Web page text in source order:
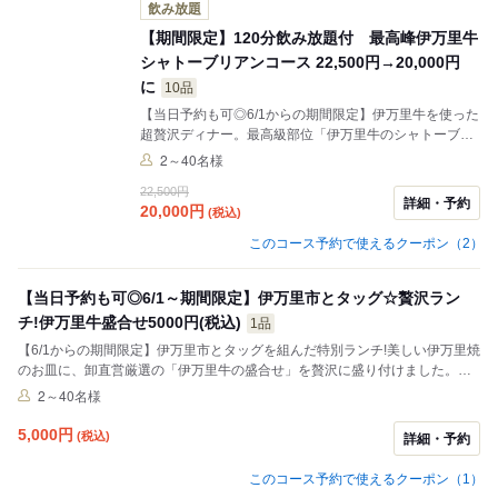
飲み放題
【期間限定】120分飲み放題付 最高峰伊万里牛
シャトーブリアンコース 22,500円→20,000円
に
10品
【当日予約も可◎6/1からの期間限定】伊万里牛を使った
超贅沢ディナー。最高級部位「伊万里牛のシャトーブリ
アン」や「焼きしゃぶ」をお楽しみいただけます。大切
に最適です。落ち着いた個室でどうぞ。
2～40名様
22,500円
20,000円 (税込)
詳細・予約
このコース予約で使えるクーポン（2）
【当日予約も可◎6/1～期間限定】伊万里市とタッグ☆贅沢ラン
チ!伊万里牛盛合せ5000円(税込)
1品
【6/1からの期間限定】伊万里市とタッグを組んだ特別ランチ!美しい伊万里焼
のお皿に、卸直営厳選の「伊万里牛の盛合せ」を贅沢に盛り付けました。い
つものランチをちょっと贅沢に彩る、期間限定のスペシャルセットです。小
ひ。
2～40名様
5,000円 (税込) 詳細・予約
このコース予約で使えるクーポン（1）